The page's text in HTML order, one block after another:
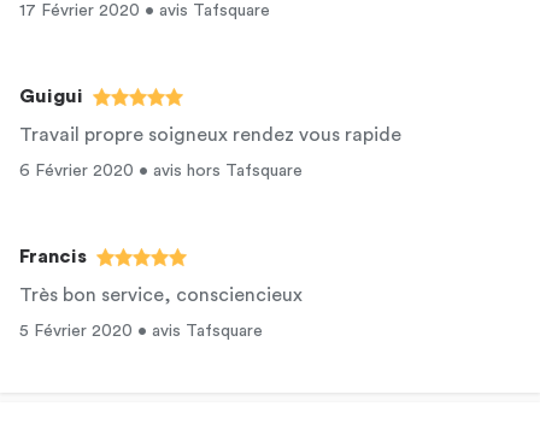
17 Février 2020 • avis Tafsquare
Guigui
Travail propre soigneux rendez vous rapide
6 Février 2020 • avis hors Tafsquare
Francis
Très bon service, consciencieux
5 Février 2020 • avis Tafsquare